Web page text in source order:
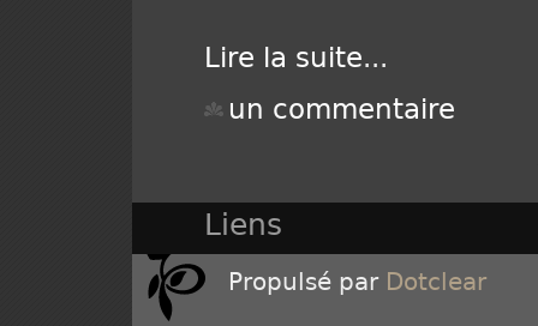
Lire la suite...
un commentaire
Liens
Propulsé par Dotclear